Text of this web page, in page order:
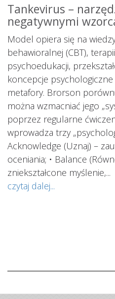
Tankevirus –
negatywnymi
Model opiera się na
behawioralnej (CBT),
psychoedukacji,
koncepcje
metafory. Brorson
można wzmacniać jego
poprzez regularne
wprowadza trzy
Acknowledge (Uznaj) –
oceniania; • Balance
zniekształcone myślenie,...
czytaj dalej...